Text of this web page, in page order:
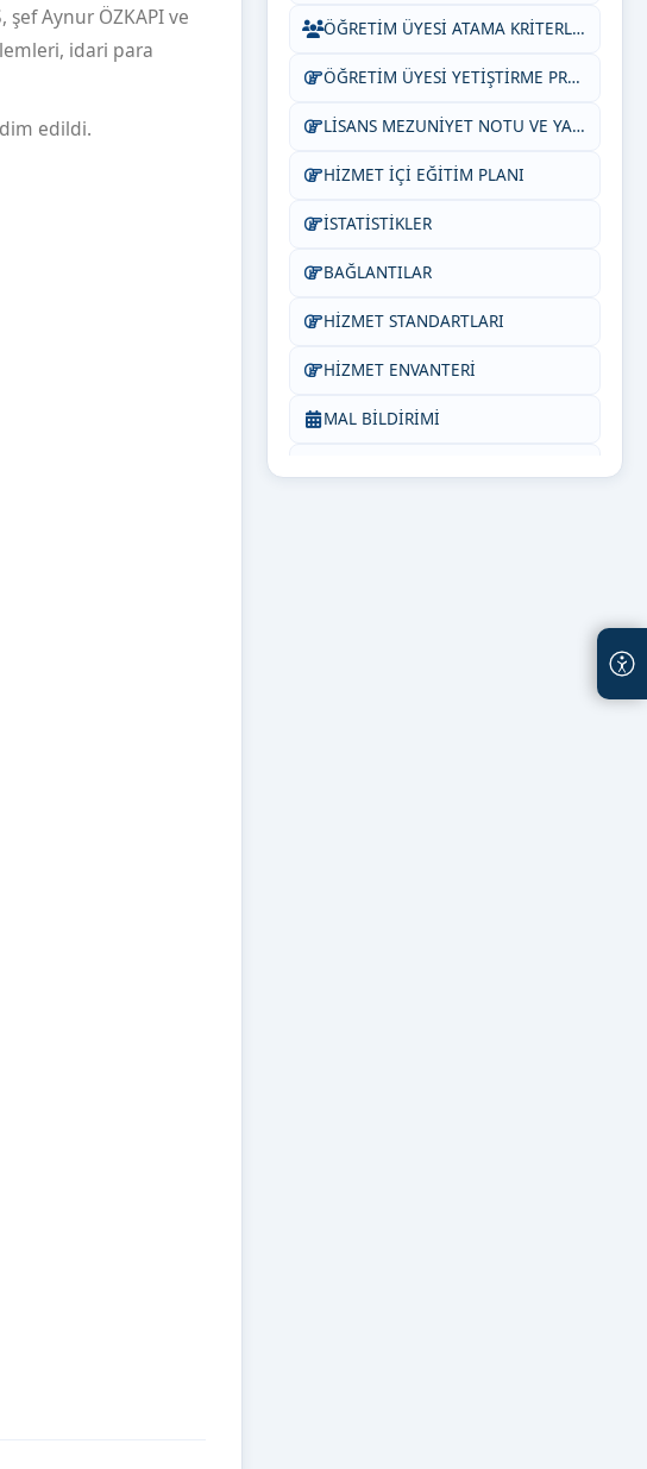
Aynur ÖZKAPI ve
idari para
edildi.
ÖĞRETİM ÜYESİ ATAMA KRİTERLERİ
ÖĞRETİM ÜYESİ YETİŞTİRME PROGRAMI ESAS VE USULLERİ
LİSANS MEZUNİYET NOTU VE YABANCI DİL EŞDEĞERLİĞİ
HİZMET İÇİ EĞİTİM PLANI
İSTATİSTİKLER
BAĞLANTILAR
HİZMET STANDARTLARI
HİZMET ENVANTERİ
MAL BİLDİRİMİ